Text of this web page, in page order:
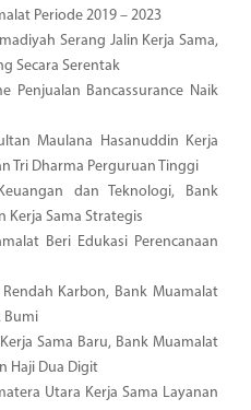
Periode 2019 – 2023
Serang Jalin Kerja Sama,
Secara Serentak
Penjualan Bancassurance Naik
Maulana Hasanuddin Kerja
Tri Dharma Perguruan Tinggi
dan Teknologi, Bank
Kerja Sama Strategis
Beri Edukasi Perencanaan
Karbon, Bank Muamalat
Bumi
Sama Baru, Bank Muamalat
Haji Dua Digit
Utara Kerja Sama Layanan